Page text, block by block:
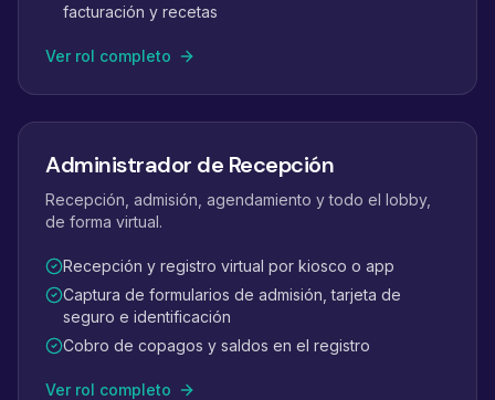
facturación y recetas
Ver rol completo
Administrador de Recepción
Recepción, admisión, agendamiento y todo el lobby,
de forma virtual.
Recepción y registro virtual por kiosco o app
Captura de formularios de admisión, tarjeta de
seguro e identificación
Cobro de copagos y saldos en el registro
Ver rol completo